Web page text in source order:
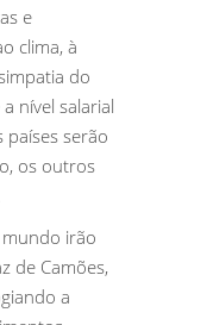
e
clima, à
do
nível salarial
serão
os outros
irão
de Camões,
a